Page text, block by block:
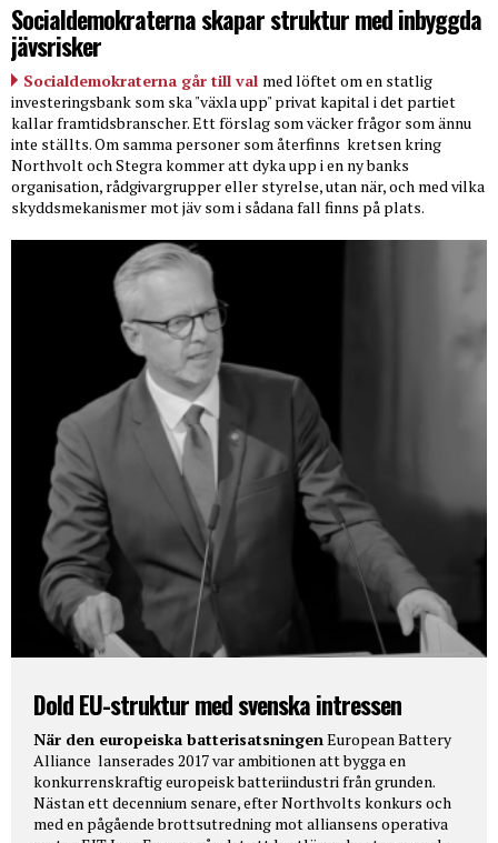
Socialdemokraterna skapar struktur med inbyggda
jävsrisker
Socialdemokraterna går till val med löftet om en statlig
investeringsbank som ska "växla upp" privat kapital i det partiet
kallar framtidsbranscher. Ett förslag som väcker frågor som ännu
inte ställts. Om samma personer som återfinns kretsen kring
Northvolt och Stegra kommer att dyka upp i en ny banks
organisation, rådgivargrupper eller styrelse, utan när, och med vilka
skyddsmekanismer mot jäv som i sådana fall finns på plats.
Dold EU-struktur med svenska intressen
När den europeiska batterisatsningen European Battery
Alliance lanserades 2017 var ambitionen att bygga en
konkurrenskraftig europeisk batteriindustri från grunden.
Nästan ett decennium senare, efter Northvolts konkurs och
med en pågående brottsutredning mot alliansens operativa